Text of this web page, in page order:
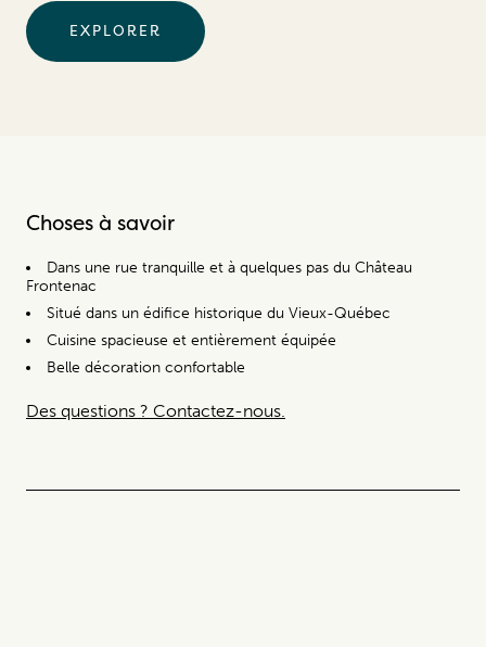
EXPLORER
Choses à savoir
Dans une rue tranquille et à quelques pas du Château
Frontenac
Situé dans un édifice historique du Vieux-Québec
Cuisine spacieuse et entièrement équipée
Belle décoration confortable
Des questions ? Contactez-nous.